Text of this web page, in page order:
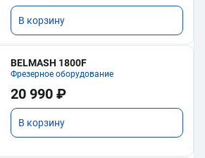
В корзину
BELMASH 1800F
Фрезерное оборудование
20 990 ₽
В корзину